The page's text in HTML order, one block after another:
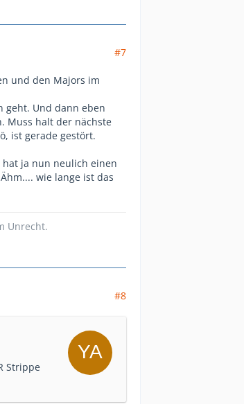
#7
und den Majors im
geht. Und dann eben
Muss halt der nächste
ist gerade gestört.
ja nun neulich einen
wie lange ist das
Unrecht.
#8
Strippe